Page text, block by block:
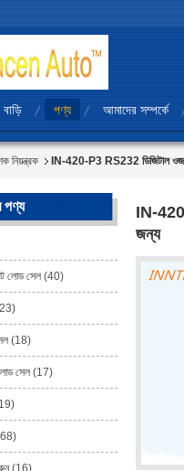
বাড়ি পণ্য আমাদের সম্পর্কে
নিয়ন্ত্রক IN-420-P3 RS232 ডিজিটাল
পণ্য
লোড সেল (40)
(18)
সেল (17)
(16)
IN-
জন্য